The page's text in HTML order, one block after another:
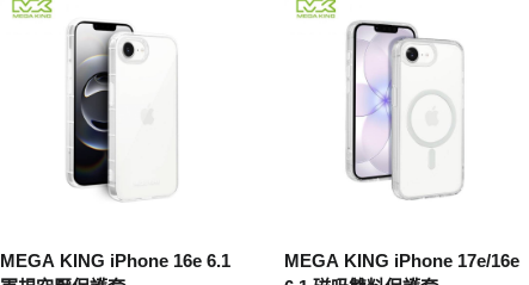
MEGA KING iPhone 16e 6.1
MEGA KING iPhone 17e/16e